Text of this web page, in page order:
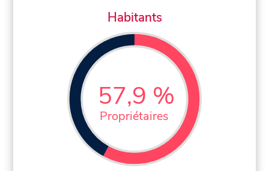
Habitants
57,9 %
Propriétaires